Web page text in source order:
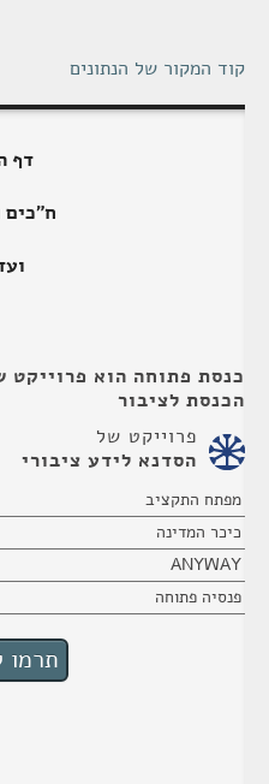
קוד המקור של הנתונים
דף
ח"כים
כנסת פתוחה הוא
הכנסת לציבור
פרוייקט של
הסדנא לידע ציבורי
מפתח התקציב
כיכר המדינה
ANYWAY
פנסיה פתוחה